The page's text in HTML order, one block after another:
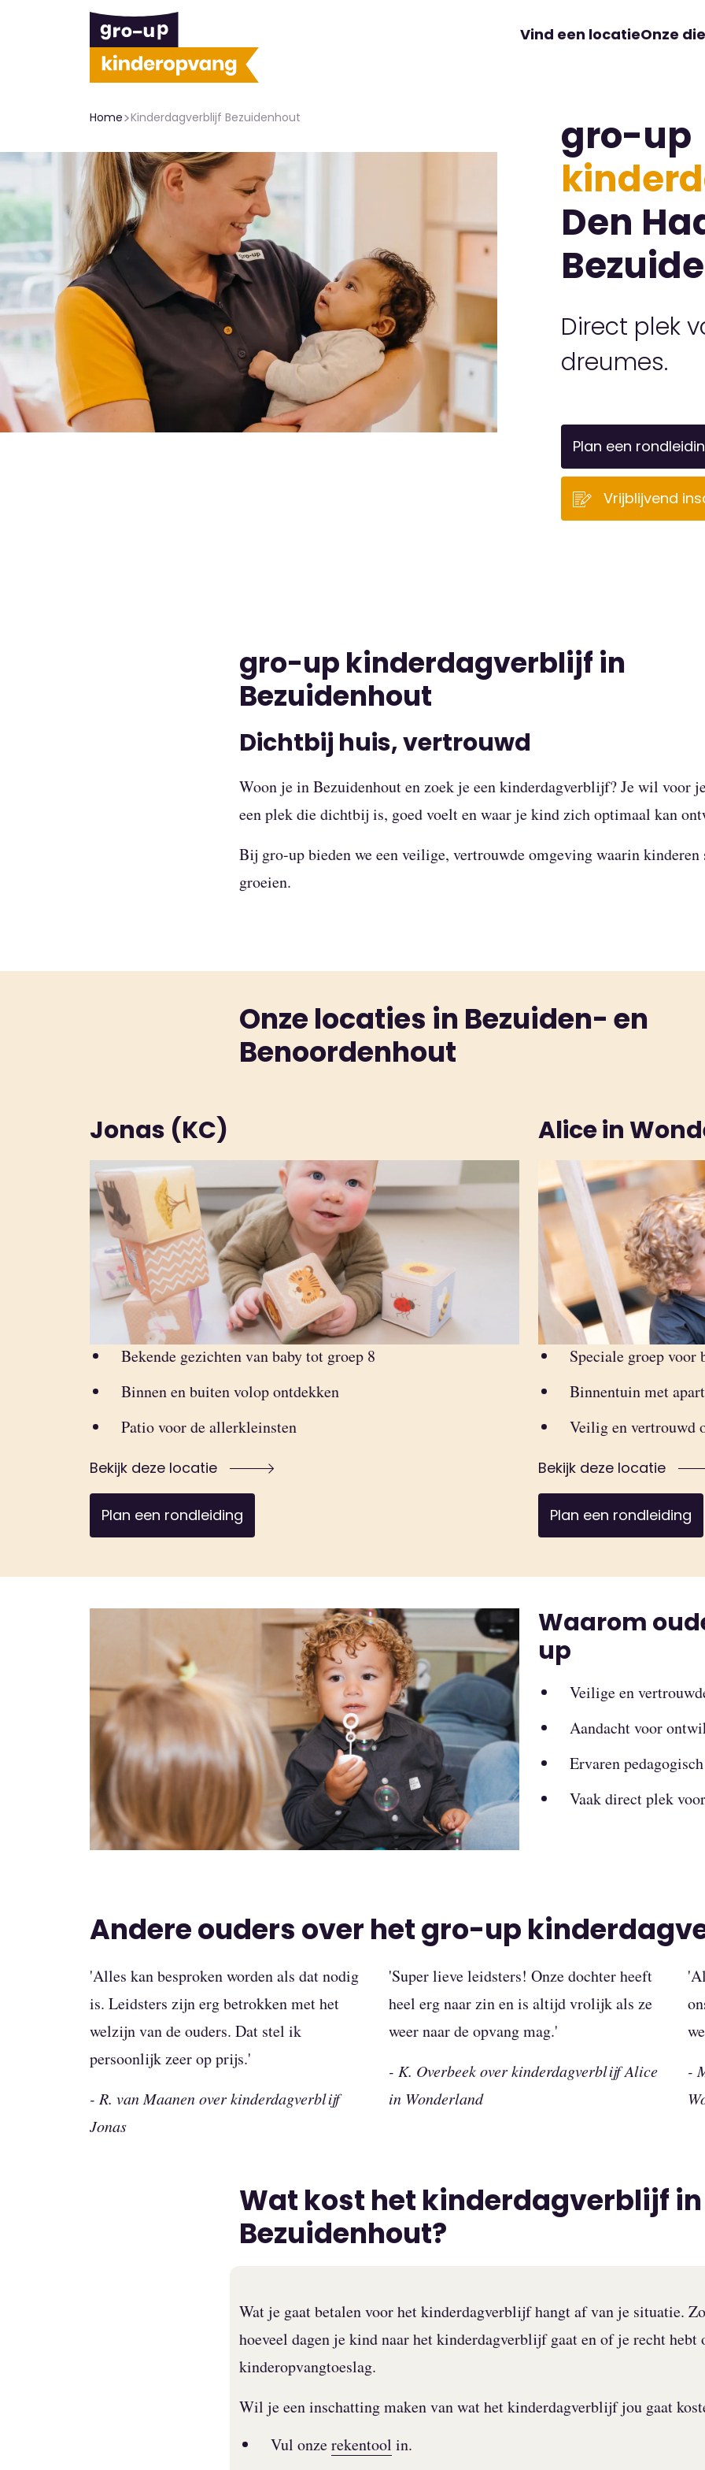
Vind een locatieOnze
Home>Kinderdagverblijf Bezuidenhout
gro-up
Den
Direct plek
dreumes.
Plan een
Vrijblijvend
gro-up kinderdagverblijf in
Bezuidenhout
Dichtbij huis, vertrouwd
Woon je in Bezuidenhout en zoek je een kinderdagverblijf? Je wil voor
een plek die dichtbij is, goed voelt en waar je kind zich optimaal kan
Bij gro-up bieden we een veilige, vertrouwde omgeving waarin kinderen
groeien.
Onze locaties in Bezuiden- en
Benoordenhout
Jonas (KC)
Bekende gezichten van baby tot groep 8
Binnen en buiten volop ontdekken
Patio voor de allerkleinsten
Bekijk deze locatie
Plan een rondleiding
Alice in
Speciale groep voor
Binnentuin met
Veilig en vertrouwd
Bekijk deze locatie
Plan een rondleiding
Waarom
up
Veilige en
Aandacht voor
Ervaren
Vaak direct plek
Andere ouders over het gro-up
'Alles kan besproken worden als dat nodig
is. Leidsters zijn erg betrokken met het
welzijn van de ouders. Dat stel ik
persoonlijk zeer op prijs.'
- R. van Maanen over kinderdagverblijf
Jonas
'Super lieve leidsters! Onze dochter heeft
heel erg naar zin en is altijd vrolijk als ze
weer naar de opvang mag.'
- K. Overbeek over kinderdagverblijf Alice
in Wonderland
-
Wat kost het kinderdagverblijf in
Bezuidenhout?
Wat je gaat betalen voor het kinderdagverblijf hangt af van je situatie.
hoeveel dagen je kind naar het kinderdagverblijf gaat en of je recht hebt
kinderopvangtoeslag.
Wil je een inschatting maken van wat het kinderdagverblijf jou gaat
Vul onzerekentool in.